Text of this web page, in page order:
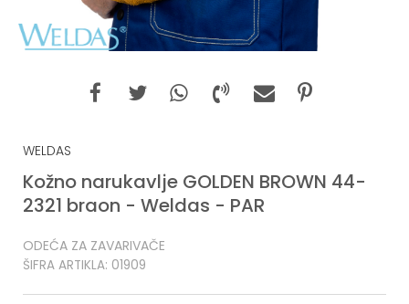
WELDAS
Kožno narukavlje GOLDEN BROWN 44-
2321 braon - Weldas - PAR
ODEĆA ZA ZAVARIVAČE
ŠIFRA ARTIKLA: 01909